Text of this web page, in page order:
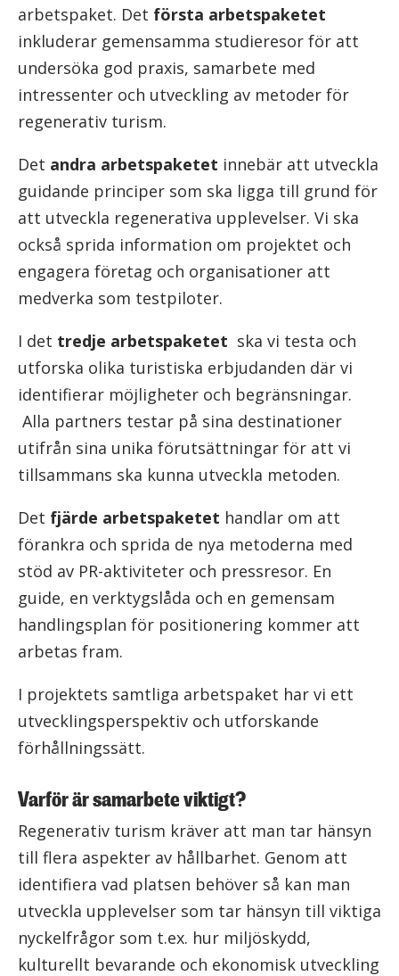
arbetspaket. Det första arbetspaketet
inkluderar gemensamma studieresor för att
undersöka god praxis, samarbete med
intressenter och utveckling av metoder för
regenerativ turism.
Det andra arbetspaketet innebär att utveckla
guidande principer som ska ligga till grund för
att utveckla regenerativa upplevelser. Vi ska
också sprida information om projektet och
engagera företag och organisationer att
medverka som testpiloter.
I det tredje arbetspaketet ska vi testa och
utforska olika turistiska erbjudanden där vi
identifierar möjligheter och begränsningar.
Alla partners testar på sina destinationer
utifrån sina unika förutsättningar för att vi
tillsammans ska kunna utveckla metoden.
Det fjärde arbetspaketet handlar om att
förankra och sprida de nya metoderna med
stöd av PR-aktiviteter och pressresor. En
guide, en verktygslåda och en gemensam
handlingsplan för positionering kommer att
arbetas fram.
I projektets samtliga arbetspaket har vi ett
utvecklingsperspektiv och utforskande
förhållningssätt.
Varför är samarbete viktigt?
Regenerativ turism kräver att man tar hänsyn
till flera aspekter av hållbarhet. Genom att
identifiera vad platsen behöver så kan man
utveckla upplevelser som tar hänsyn till viktiga
nyckelfrågor som t.ex. hur miljöskydd,
kulturellt bevarande och ekonomisk utveckling